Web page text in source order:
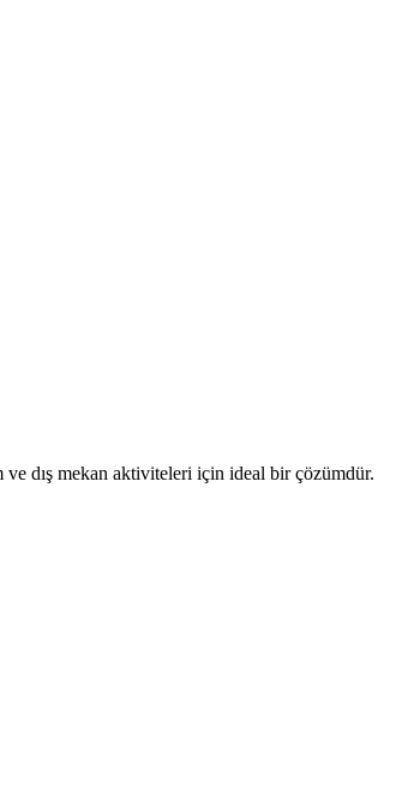
ve dış mekan aktiviteleri için ideal bir çözümdür.